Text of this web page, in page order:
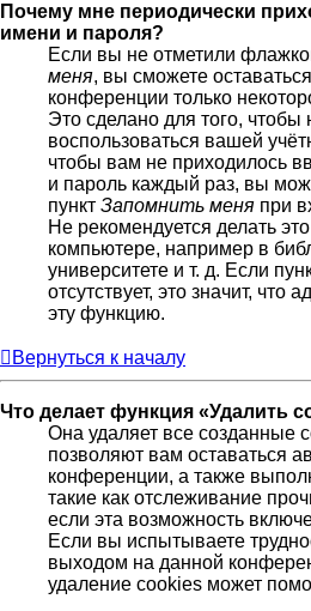
Почему мне периодически
имени и пароля?
Если вы не отметили
меня, вы сможете
конференции только
Это сделано для того, чтобы
воспользоваться вашей
чтобы вам не приходилось
и пароль каждый раз, вы
пункт Запомнить меня при
Не рекомендуется делать
компьютере, например в
университете и т. д. Если
отсутствует, это значит, что
эту функцию.
Вернуться к началу
Что делает функция «Удалить
Она удаляет все созданные
позволяют вам оставаться
конференции, а также
такие как отслеживание
если эта возможность
Если вы испытываете
выходом на данной
удаление cookies может